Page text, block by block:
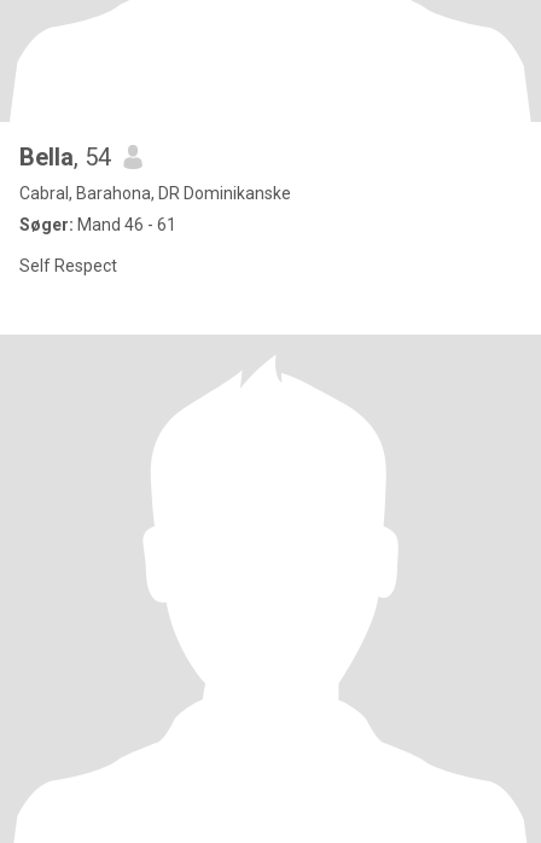
Bella, 54
Cabral, Barahona, DR Dominikanske
Søger: Mand 46 - 61
Self Respect